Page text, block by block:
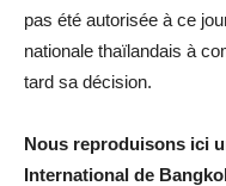
pas été autorisée à ce
nationale thaïlandais à
tard sa décision.
Nous reproduisons ici
International de